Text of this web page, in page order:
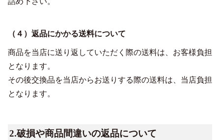
（４）返品にかかる送料について
商品を当店に送り返していただく際の送料は、お客様負担
となります。
その後交換品を当店からお送りする際の送料は、当店負担
となります。
2.破損や商品間違いの返品について